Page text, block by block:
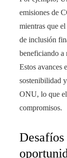
emisiones de
mientras que
de inclusión
beneficiando a
Estos avances
sostenibilidad
ONU, lo que
compromisos.